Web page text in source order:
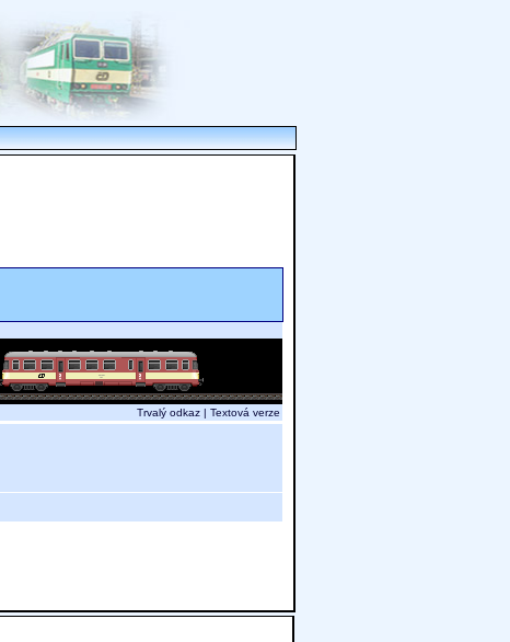
Trvalý odkaz | Textová verze